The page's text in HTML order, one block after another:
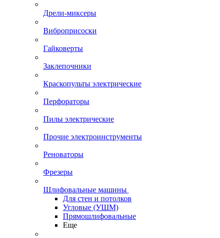
Дрели-миксеры
Виброприсоски
Гайковерты
Заклепочники
Краскопульты электрические
Перфораторы
Пилы электрические
Прочие электроинструменты
Реноваторы
Фрезеры
Шлифовальные машины
Для стен и потолков
Угловые (УШМ)
Прямошлифовальные
Еще